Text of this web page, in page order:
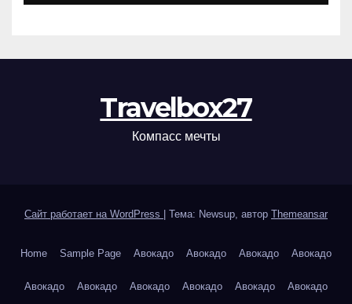
Travelbox27
Компасс мечты
Сайт работает на WordPress Тема: Newsup, автор Themeansar
Home Sample Page Авокадо Авокадо Авокадо Авокадо
Авокадо Авокадо Авокадо Авокадо Авокадо Авокадо